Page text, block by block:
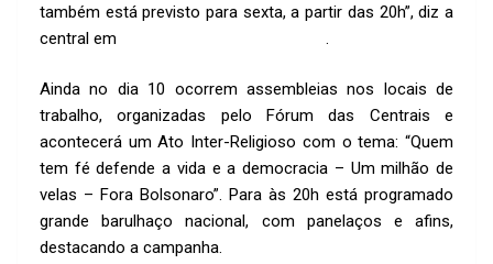
também está previsto para sexta, a partir das 20h”, diz a
central em
Ainda no dia 10 ocorrem assembleias nos locais de
trabalho, organizadas pelo Fórum das Centrais e
acontecerá um Ato Inter-Religioso com o tema: “Quem
tem fé defende a vida e a democracia – Um milhão de
velas – Fora Bolsonaro”. Para às 20h está programado
grande barulhaço nacional, com panelaços e afins,
destacando a campanha.